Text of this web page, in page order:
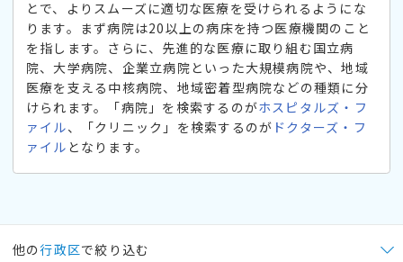
とで、よりスムーズに適切な医療を受けられるようにな
ります。まず病院は20以上の病床を持つ医療機関のこと
を指します。さらに、先進的な医療に取り組む国立病
院、大学病院、企業立病院といった大規模病院や、地域
医療を支える中核病院、地域密着型病院などの種類に分
けられます。「病院」を検索するのがホスピタルズ・フ
ァイル、「クリニック」を検索するのが ドクターズ・フ
ァイル となります。
他の行政区で絞り込む